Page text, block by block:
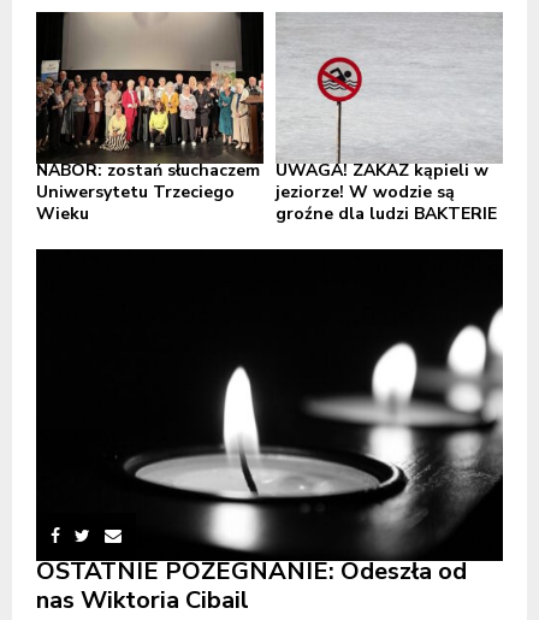
NABÓR: zostań słuchaczem
Uniwersytetu Trzeciego
Wieku
UWAGA! ZAKAZ kąpieli w
jeziorze! W wodzie są
groźne dla ludzi BAKTERIE
OSTATNIE POŻEGNANIE: Odeszła od
nas Wiktoria Cibail